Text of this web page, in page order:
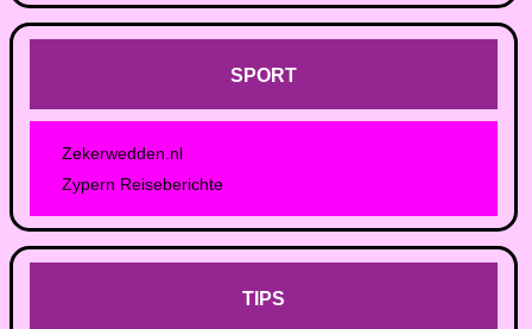
SPORT
Zekerwedden.nl
Zypern Reiseberichte
TIPS